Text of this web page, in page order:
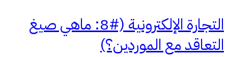
التجارة الإلكترونية (#8: ماهي صيغ
التعاقد مع الموردين؟)